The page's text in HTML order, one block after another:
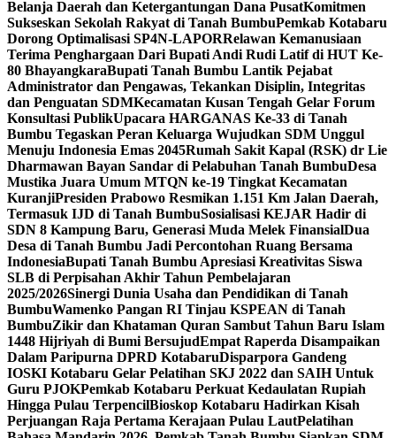
Belanja Daerah dan Ketergantungan Dana PusatKomitmen
Sukseskan Sekolah Rakyat di Tanah BumbuPemkab Kotabaru
Dorong Optimalisasi SP4N-LAPORRelawan Kemanusiaan
Terima Penghargaan Dari Bupati Andi Rudi Latif di HUT Ke-
80 BhayangkaraBupati Tanah Bumbu Lantik Pejabat
Administrator dan Pengawas, Tekankan Disiplin, Integritas
dan Penguatan SDMKecamatan Kusan Tengah Gelar Forum
Konsultasi PublikUpacara HARGANAS Ke-33 di Tanah
Bumbu Tegaskan Peran Keluarga Wujudkan SDM Unggul
Menuju Indonesia Emas 2045Rumah Sakit Kapal (RSK) dr Lie
Dharmawan Bayan Sandar di Pelabuhan Tanah BumbuDesa
Mustika Juara Umum MTQN ke-19 Tingkat Kecamatan
KuranjiPresiden Prabowo Resmikan 1.151 Km Jalan Daerah,
Termasuk IJD di Tanah BumbuSosialisasi KEJAR Hadir di
SDN 8 Kampung Baru, Generasi Muda Melek FinansialDua
Desa di Tanah Bumbu Jadi Percontohan Ruang Bersama
IndonesiaBupati Tanah Bumbu Apresiasi Kreativitas Siswa
SLB di Perpisahan Akhir Tahun Pembelajaran
2025/2026Sinergi Dunia Usaha dan Pendidikan di Tanah
BumbuWamenko Pangan RI Tinjau KSPEAN di Tanah
BumbuZikir dan Khataman Quran Sambut Tahun Baru Islam
1448 Hijriyah di Bumi BersujudEmpat Raperda Disampaikan
Dalam Paripurna DPRD KotabaruDisparpora Gandeng
IOSKI Kotabaru Gelar Pelatihan SKJ 2022 dan SAIH Untuk
Guru PJOKPemkab Kotabaru Perkuat Kedaulatan Rupiah
Hingga Pulau TerpencilBioskop Kotabaru Hadirkan Kisah
Perjuangan Raja Pertama Kerajaan Pulau LautPelatihan